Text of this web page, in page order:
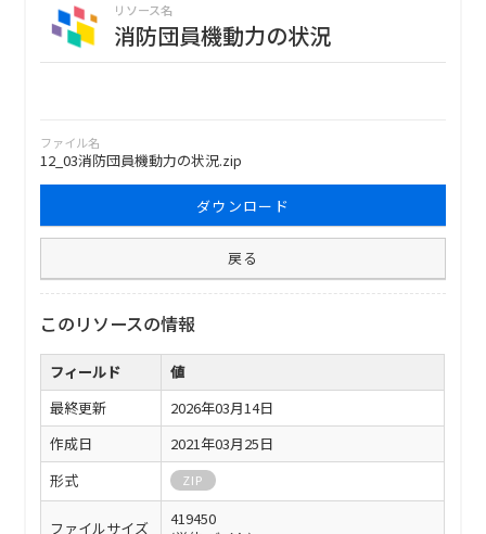
リソース名
消防団員機動力の状況
ファイル名
12_03消防団員機動力の状況.zip
ダウンロード
戻る
このリソースの情報
フィールド
値
最終更新
2026年03月14日
作成日
2021年03月25日
形式
ZIP
ファイルサイズ
419450